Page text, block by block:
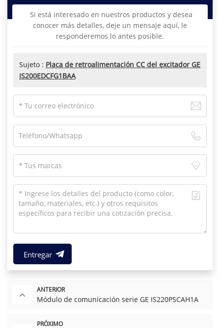
Si está interesado en nuestros productos y desea
conocer más detalles, deje un mensaje aquí, le
responderemos lo antes posible.
Sujeto : Placa de retroalimentación CC del excitador GE
IS200EDCFG1BAA
Entregar
ANTERIOR
Módulo de comunicación serie GE IS220PSCAH1A
PRÓXIMO